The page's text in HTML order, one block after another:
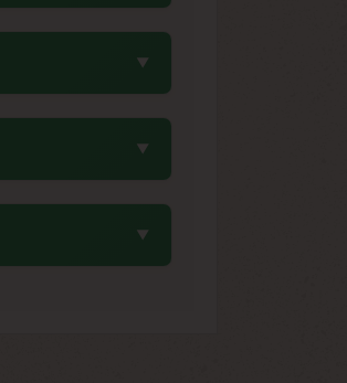
plus énergisants
constitue
base gourmande
des résultats